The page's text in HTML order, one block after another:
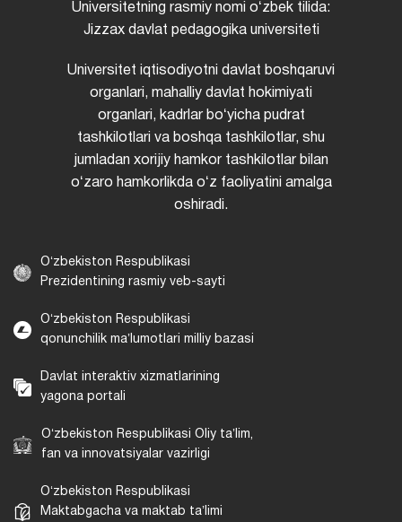
Universitetning rasmiy nomi oʻzbek tilida:
Jizzax davlat pedagogika universiteti
Universitet iqtisodiyotni davlat boshqaruvi
organlari, mahalliy davlat hokimiyati
organlari, kadrlar boʻyicha pudrat
tashkilotlari va boshqa tashkilotlar, shu
jumladan xorijiy hamkor tashkilotlar bilan
oʻzaro hamkorlikda oʻz faoliyatini amalga
oshiradi.
Oʻzbekiston Respublikasi
Prezidentining rasmiy veb-sayti
Oʻzbekiston Respublikasi
qonunchilik maʼlumotlari milliy bazasi
Davlat interaktiv xizmatlarining
yagona portali
Oʻzbekiston Respublikasi Oliy taʼlim,
fan va innovatsiyalar vazirligi
Oʻzbekiston Respublikasi
Maktabgacha va maktab taʼlimi